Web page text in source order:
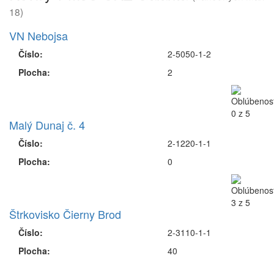
18)
VN Nebojsa
Číslo:
Plocha:
2-5050-1-2
2
Malý Dunaj č. 4
Číslo:
Plocha:
2-1220-1-1
0
Štrkovisko Čierny Brod
Číslo:
Plocha:
2-3110-1-1
40